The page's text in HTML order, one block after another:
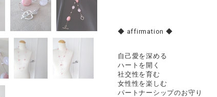
◆ affirmation ◆
自己愛を深める
ハートを開く
社交性を育む
女性性を楽しむ
パートナーシップのお守り